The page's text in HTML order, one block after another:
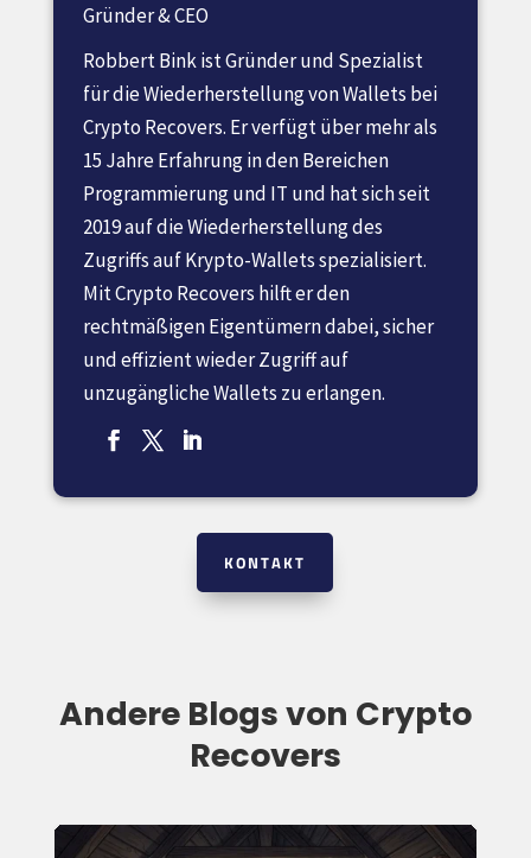
Gründer & CEO
Robbert Bink ist Gründer und Spezialist
für die Wiederherstellung von Wallets bei
Crypto Recovers. Er verfügt über mehr als
15 Jahre Erfahrung in den Bereichen
Programmierung und IT und hat sich seit
2019 auf die Wiederherstellung des
Zugriffs auf Krypto-Wallets spezialisiert.
Mit Crypto Recovers hilft er den
rechtmäßigen Eigentümern dabei, sicher
und effizient wieder Zugriff auf
unzugängliche Wallets zu erlangen.
KONTAKT
Andere Blogs von Crypto
Recovers